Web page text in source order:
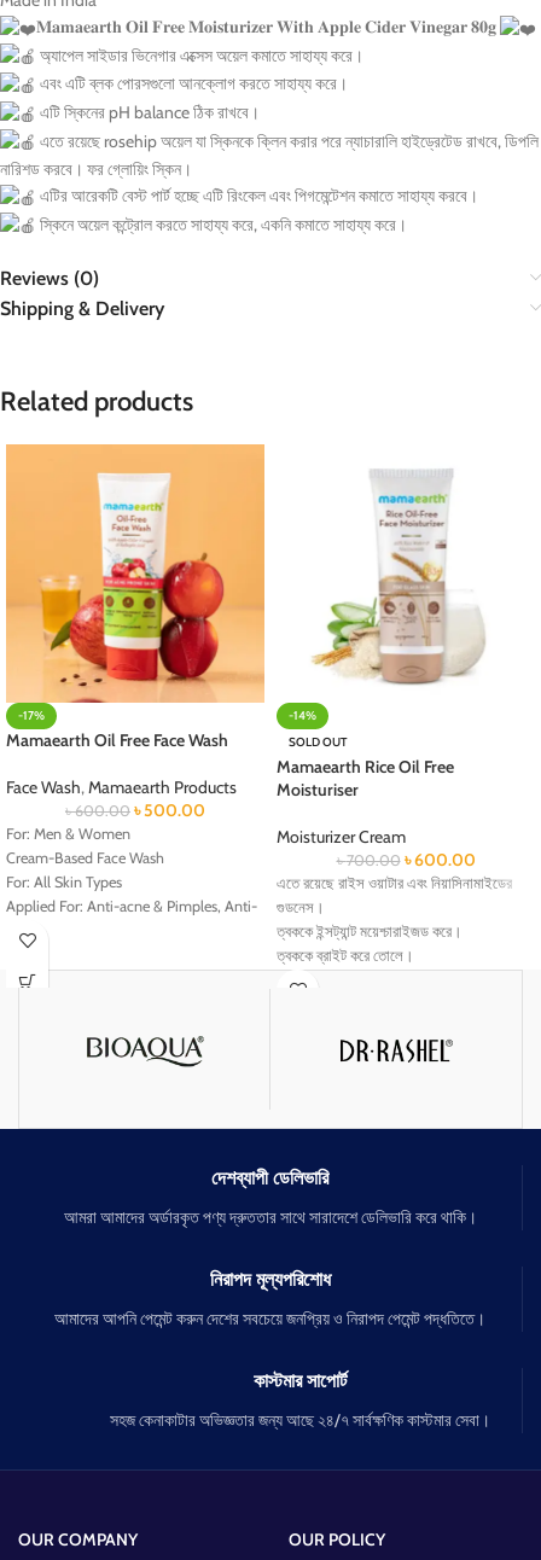
𝐌𝐚𝐦𝐚𝐞𝐚𝐫𝐭𝐡 𝐎𝐢𝐥 𝐅𝐫𝐞𝐞 𝐌𝐨𝐢𝐬𝐭𝐮𝐫𝐢𝐳𝐞𝐫 𝐖𝐢𝐭𝐡 𝐀𝐩𝐩𝐥𝐞 𝐂𝐢𝐝𝐞𝐫 𝐕𝐢𝐧𝐞𝐠𝐚𝐫 𝟖𝟎𝐠
অ্যাপেল সাইডার ভিনেগার এক্সেস অয়েল কমাতে সাহায্য করে।
এবং এটি ব্লক পোরসগুলো আনক্লোগ করতে সাহায্য করে।
এটি স্কিনের pH balance ঠিক রাখবে।
এতে রয়েছে rosehip অয়েল যা স্কিনকে ক্লিন করার পরে ন্যাচারালি হাইড্রেটেড রাখবে, ডিপলি
নারিশড করবে। ফর গ্লোয়িং স্কিন।
এটির আরেকটি বেস্ট পার্ট হচ্ছে এটি রিংকেল এবং পিগমেন্টেশন কমাতে সাহায্য করবে।
স্কিনে অয়েল কন্ট্রোল করতে সাহায্য করে, একনি কমাতে সাহায্য করে।
Reviews (0)
Shipping & Delivery
Related products
-17%
Mamaearth Oil Free Face Wash
Face Wash,Mamaearth Products
৳600.00 ৳500.00
For: Men & Women
Cream-Based Face Wash
For: All Skin Types
Applied For: Anti-acne & Pimples, Anti-
dullness, Deep Cleansing,
Removes Excess Oil
Volume: 100 ml
-14%
SOLD OUT
Mamaearth Rice Oil Free
Moisturiser
Moisturizer Cream
৳700.00 ৳600.00
এতে রয়েছে রাইস ওয়াটার এবং নিয়াসিনামাইডের
গুডনেস।
ত্বককে ইন্সট্যান্ট ময়েশ্চারাইজড করে।
ত্বককে ব্রাইট করে তোলে।
ত্বকে কোনো তেল চিটচিটে ভাব হতে দেয় না।
ত্বকের লিপিড লেয়ার বিল্ডআপ করে।
সব ধরনের ত্বকে ব্যবহার উপযোগী।
দেশব্যাপী ডেলিভারি
আমরা আমাদের অর্ডারকৃত পণ্য দ্রুততার সাথে সারাদেশে ডেলিভারি করে থাকি।
নিরাপদ মূল্যপরিশোধ
আমাদের আপনি পেমেন্ট করুন দেশের সবচেয়ে জনপ্রিয় ও নিরাপদ পেমেন্ট পদ্ধতিতে।
কাস্টমার সাপোর্ট
সহজ কেনাকাটার অভিজ্ঞতার জন্য আছে ২৪/৭ সার্বক্ষণিক কাস্টমার সেবা।
OUR COMPANY
OUR POLICY